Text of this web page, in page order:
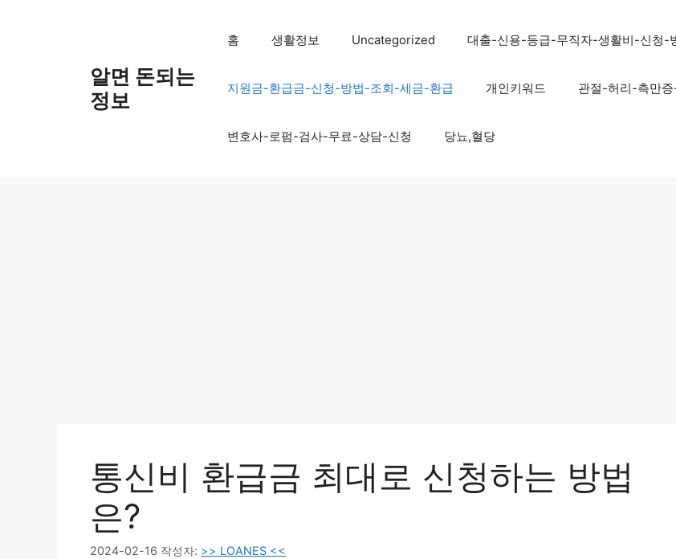
알면 돈되는
정보
홈 생활정보 Uncategorized 대출-신용-등급-무직자-생활비-신청-
지원금-환급금-신청-방법-조회-세금-환급 개인키워드 관절-허리-측만
변호사-로펌-검사-무료-상담-신청 당뇨,혈당
통신비 환급금 최대로 신청하는 방법
은?
2024-02-16 작성자: >> LOANES <<